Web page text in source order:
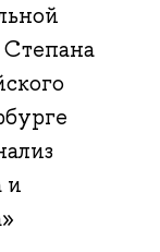
Степана
и